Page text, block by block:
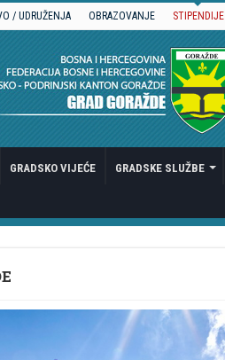
/ UDRUŽENJA OBRAZOVANJE STIPENDIJE
GRADSKO VIJEĆE GRADSKE SLUŽBE